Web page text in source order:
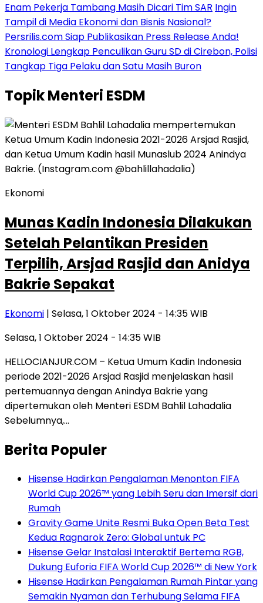
Enam Pekerja Tambang Masih Dicari Tim SAR Ingin
Tampil di Media Ekonomi dan Bisnis Nasional?
Persrilis.com Siap Publikasikan Press Release Anda!
Kronologi Lengkap Penculikan Guru SD di Cirebon, Polisi
Tangkap Tiga Pelaku dan Satu Masih Buron
TopikMenteri ESDM
Ekonomi
Munas Kadin Indonesia Dilakukan
Setelah Pelantikan Presiden
Terpilih, Arsjad Rasjid dan Anidya
Bakrie Sepakat
Ekonomi | Selasa, 1 Oktober 2024 - 14:35 WIB
Selasa, 1 Oktober 2024 - 14:35 WIB
HELLOCIANJUR.COM – Ketua Umum Kadin Indonesia
periode 2021-2026 Arsjad Rasjid menjelaskan hasil
pertemuannya dengan Anindya Bakrie yang
dipertemukan oleh Menteri ESDM Bahlil Lahadalia
Sebelumnya,…
Berita Populer
Hisense Hadirkan Pengalaman Menonton FIFA
World Cup 2026™ yang Lebih Seru dan Imersif dari
Rumah
Gravity Game Unite Resmi Buka Open Beta Test
Kedua Ragnarok Zero: Global untuk PC
Hisense Gelar Instalasi Interaktif Bertema RGB,
Dukung Euforia FIFA World Cup 2026™ di New York
Hisense Hadirkan Pengalaman Rumah Pintar yang
Semakin Nyaman dan Terhubung Selama FIFA